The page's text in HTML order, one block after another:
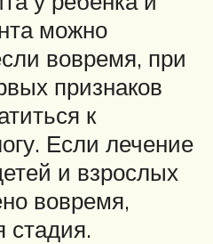
можно
вовремя, при
признаков
к
Если лечение
и взрослых
вовремя,
стадия.